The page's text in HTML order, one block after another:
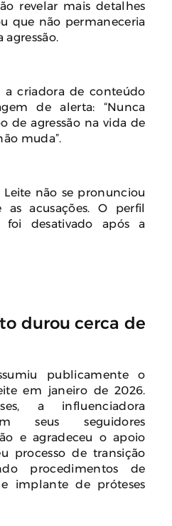
revelar mais detalhes
que não permaneceria
a criadora de conteúdo
de alerta: “Nunca
de agressão na vida de
muda”.
não se pronunciou
as acusações. O perfil
desativado após a
durou cerca de
publicamente o
em janeiro de 2026.
a influenciadora
seus seguidores
e agradeceu o apoio
processo de transição
procedimentos de
implante de próteses